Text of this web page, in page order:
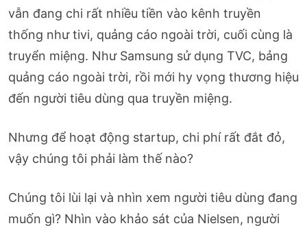
vẫn đang chi rất nhiều tiền vào kênh truyền
thống như tivi, quảng cáo ngoài trời, cuối cùng là
truyển miệng. Như Samsung sử dụng TVC, bảng
quảng cáo ngoài trời, rồi mới hy vọng thương hiệu
đến người tiêu dùng qua truyền miệng.
Nhưng để hoạt động startup, chi phí rất đắt đỏ,
vậy chúng tôi phải làm thế nào?
Chúng tôi lùi lại và nhìn xem người tiêu dùng đang
muốn gì? Nhìn vào khảo sát của Nielsen, người